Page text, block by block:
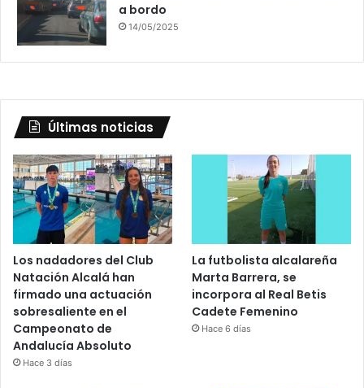
a bordo
14/05/2025
Últimas noticias
Los nadadores del Club
Natación Alcalá han
firmado una actuación
sobresaliente en el
Campeonato de
Andalucía Absoluto
Hace 3 días
La futbolista alcalareña
Marta Barrera, se
incorpora al Real Betis
Cadete Femenino
Hace 6 días